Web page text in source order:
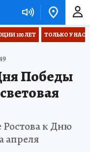
100 ЛЕТ ТОЛЬКО У НАС
Победы
к Дню
апреля